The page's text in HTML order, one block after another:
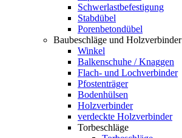
Schwerlastbefestigung
Stabdübel
Porenbetondübel
Baubeschläge und Holzverbinder
Winkel
Balkenschuhe / Knaggen
Flach- und Lochverbinder
Pfostenträger
Bodenhülsen
Holzverbinder
verdeckte Holzverbinder
Torbeschläge